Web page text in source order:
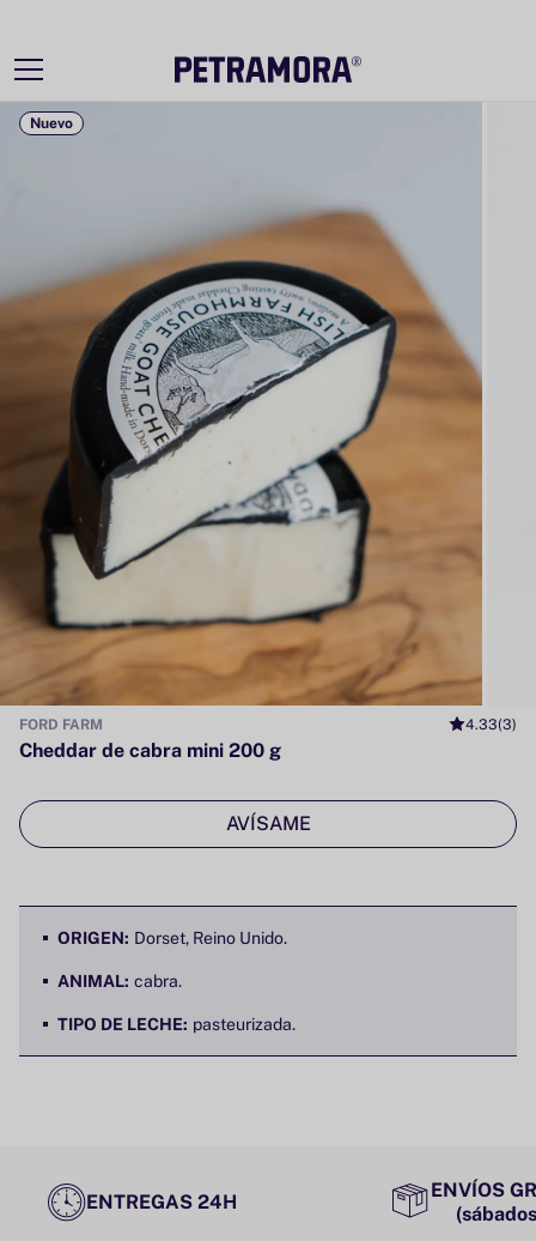
Nuevo
FORD FARM 4.33(3)
Cheddar de cabra mini 200 g
AVÍSAME
ORIGEN: Dorset, Reino Unido.
ANIMAL: cabra.
TIPO DE LECHE: pasteurizada.
ENTREGAS 24H
ENVÍOS